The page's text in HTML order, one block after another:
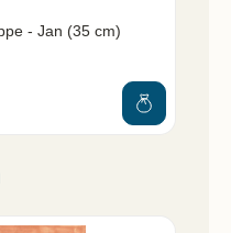
- Jan (35 cm)